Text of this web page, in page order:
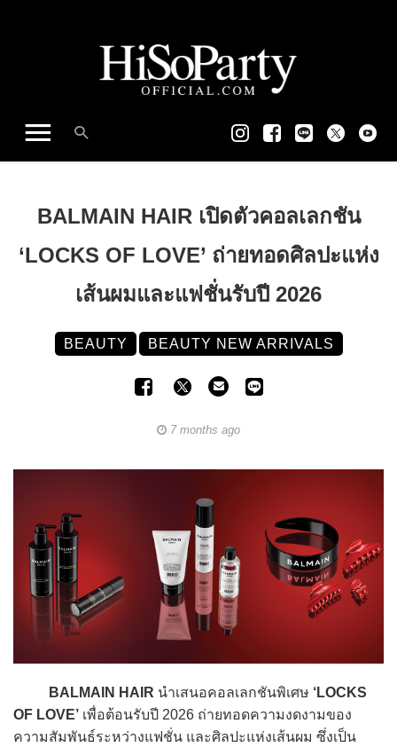
BALMAIN HAIR เปิดตัวคอลเลกชัน
‘LOCKS OF LOVE’ ถ่ายทอดศิลปะแห่ง
เส้นผมและแฟชั่นรับปี 2026
BEAUTY BEAUTY NEW ARRIVALS
7 months ago
BALMAIN HAIR นำเสนอคอลเลกชันพิเศษ ‘LOCKS
OF LOVE’ เพื่อต้อนรับปี 2026 ถ่ายทอดความงดงามของ
ความสัมพันธ์ระหว่างแฟชั่น และศิลปะแห่งเส้นผม ซึ่งเป็น